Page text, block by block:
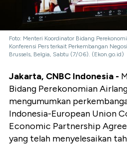
Foto: Menteri Koordinator Bidang
Konferensi Pers terkait Perkembangan
Brussels, Belgia, Sabtu (7/06). (Ekon.go.id)
Jakarta, CNBC Indonesia -
Bidang Perekonomian
mengumumkan
Indonesia-European Union
Economic Partnership
yang telah menyelesaikan